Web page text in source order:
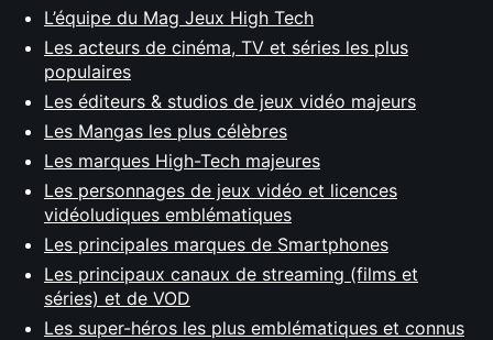
L’équipe du Mag Jeux High Tech
Les acteurs de cinéma, TV et séries les plus
populaires
Les éditeurs & studios de jeux vidéo majeurs
Les Mangas les plus célèbres
Les marques High-Tech majeures
Les personnages de jeux vidéo et licences
vidéoludiques emblématiques
Les principales marques de Smartphones
Les principaux canaux de streaming (films et
séries) et de VOD
Les super-héros les plus emblématiques et connus